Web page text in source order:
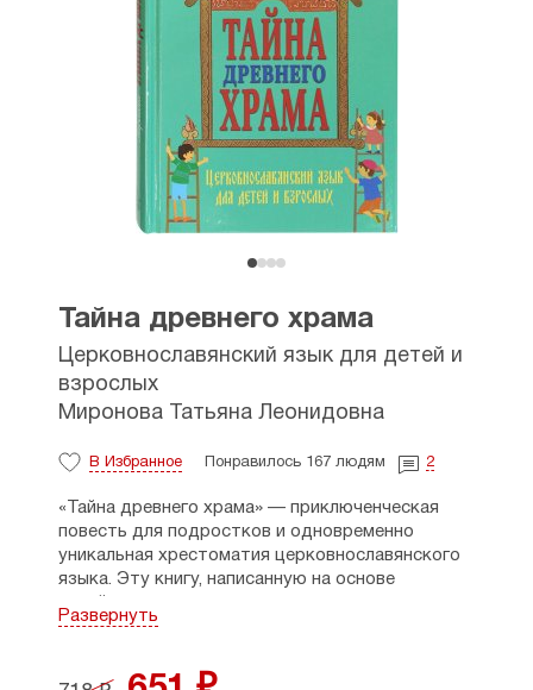
Тайна древнего храма
Церковнославянский язык для детей и
взрослых
Миронова Татьяна Леонидовна
В Избранное Понравилось 167 людям 2
«Тайна древнего храма» — приключенческая
повесть для подростков и одновременно
уникальная хрестоматия церковнославянского
языка. Эту книгу, написанную на основе
и культуру, дети будут с увлечением читать,
осваивают смыслы христианских молитв
Развернуть